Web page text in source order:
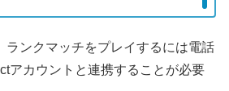
ランクマッチをプレイするには電話
アカウントと連携することが必要